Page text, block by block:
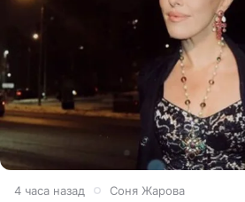
4 часа назад Соня Жарова